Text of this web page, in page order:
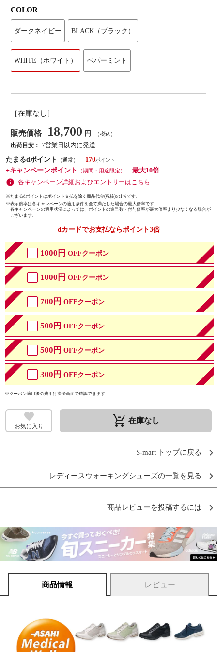
COLOR
ダークネイビー BLACK（ブラック）
WHITE（ホワイト） ペパーミント
［在庫なし］
販売価格 18,700 円 （税込）
出荷目安： 7営業日以内に発送
たまるdポイント
（通常）
170
+キャンペーンポイント
（期間・用途限定）
最大10倍
各キャンペーン詳細およびエントリーはこちら
※たまるdポイントはポイント支払を除く商品代金(税抜)の1％です。
※表示倍率は各キャンペーンの適用条件を全て満たした場合の最大倍率です。
各キャンペーンの適用状況によっては、ポイントの進呈数・付与倍率が最大倍率より少なくなる場合が
ございます。
dカードでお支払ならポイント3倍
1000円 OFFクーポン
1000円 OFFクーポン
700円 OFFクーポン
500円 OFFクーポン
500円 OFFクーポン
300円 OFFクーポン
※クーポン適用後の費用は決済画面で確認できます
お気に入り remove_shopping_cart 在庫なし
S-mart トップに戻る
レディースウォーキングシューズの一覧を見る
商品レビューを投稿するには
商品情報 レビュー